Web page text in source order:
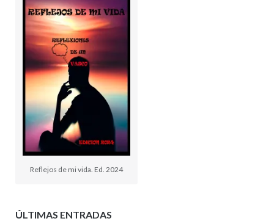
Reflejos de mi vida. Ed. 2024
ÚLTIMAS ENTRADAS